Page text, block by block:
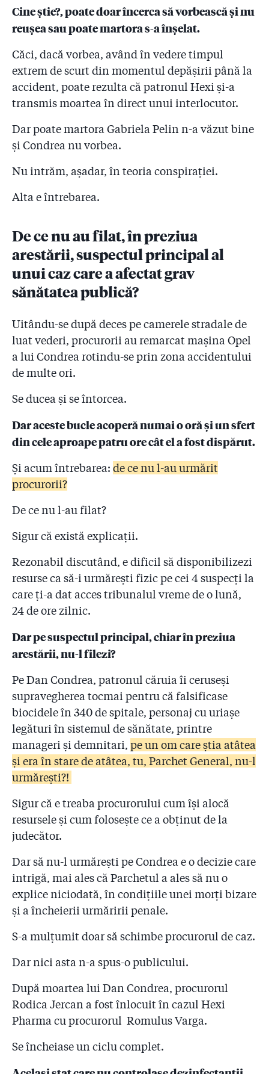
Cine știe?, poate doar încerca să vorbească și nu
reușea sau poate martora s-a înșelat.
Căci, dacă vorbea, având în vedere timpul
extrem de scurt din momentul depășirii până la
accident, poate rezulta că patronul Hexi și-a
transmis moartea în direct unui interlocutor.
Dar poate martora Gabriela Pelin n-a văzut bine
și Condrea nu vorbea.
Nu intrăm, așadar, în teoria conspirației.
Alta e întrebarea.
De ce nu au filat, în preziua
arestării, suspectul principal al
unui caz care a afectat grav
sănătatea publică?
Uitându-se după deces pe camerele stradale de
luat vederi, procurorii au remarcat mașina Opel
a lui Condrea rotindu-se prin zona accidentului
de multe ori.
Se ducea și se întorcea.
Dar aceste bucle acoperă numai o oră și un sfert
din cele aproape patru ore cât el a fost dispărut.
Și acum întrebarea: de ce nu l-au urmărit
procurorii?
De ce nu l-au filat?
Sigur că există explicații.
Rezonabil discutând, e dificil să disponibilizezi
resurse ca să-i urmărești fizic pe cei 4 suspecți la
care ți-a dat acces tribunalul vreme de o lună,
24 de ore zilnic.
Dar pe suspectul principal, chiar în preziua
arestării, nu-l filezi?
Pe Dan Condrea, patronul căruia îi ceruseși
supravegherea tocmai pentru că falsificase
biocidele în 340 de spitale, personaj cu uriașe
legături în sistemul de sănătate, printre
manageri și demnitari, pe un om care știa atâtea
și era în stare de atâtea, tu, Parchet General, nu-l
urmărești?!
Sigur că e treaba procurorului cum își alocă
resursele și cum folosește ce a obținut de la
judecător.
Dar să nu-l urmărești pe Condrea e o decizie care
intrigă, mai ales că Parchetul a ales să nu o
explice niciodată, în condițiile unei morți bizare
și a încheierii urmăririi penale.
S-a mulțumit doar să schimbe procurorul de caz.
Dar nici asta n-a spus-o publicului.
După moartea lui Dan Condrea, procurorul
Rodica Jercan a fost înlocuit în cazul Hexi
Pharma cu procurorul Romulus Varga.
Se încheiase un ciclu complet.